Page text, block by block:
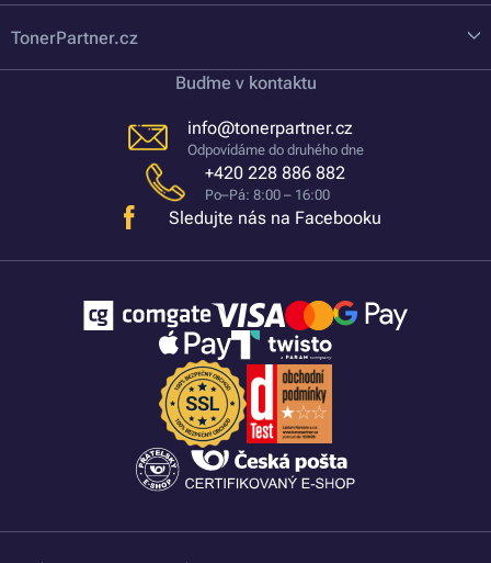
TonerPartner.cz
Buďme v kontaktu
info@tonerpartner.cz
Odpovídáme do druhého dne
+420 228 886 882
Po–Pá: 8:00 – 16:00
Sledujte nás na Facebooku